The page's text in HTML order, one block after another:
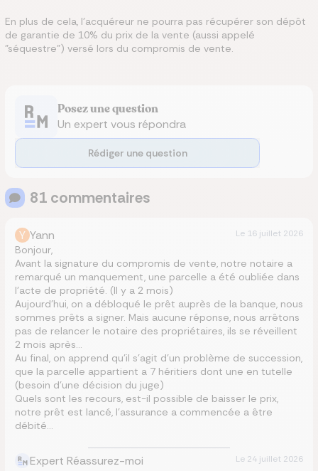
En plus de cela, l’acquéreur ne pourra pas récupérer son dépôt
de garantie de 10% du prix de la vente (aussi appelé
"séquestre") versé lors du compromis de vente.
Posez une question
Un expert vous répondra
Rédiger une question
81 commentaires
Y Yann Le 16 juillet 2026
Bonjour,
Avant la signature du compromis de vente, notre notaire a
remarqué un manquement, une parcelle a été oubliée dans
l’acte de propriété. (Il y a 2 mois)
Aujourd’hui, on a débloqué le prêt auprès de la banque, nous
sommes prêts a signer. Mais aucune réponse, nous arrêtons
pas de relancer le notaire des propriétaires, ils se réveillent
2 mois après…
Au final, on apprend qu’il s’agit d’un problème de succession,
que la parcelle appartient a 7 héritiers dont une en tutelle
(besoin d’une décision du juge)
Quels sont les recours, est-il possible de baisser le prix,
notre prêt est lancé, l’assurance a commencée a être
débité…
Expert Réassurez-moi Le 24 juillet 2026